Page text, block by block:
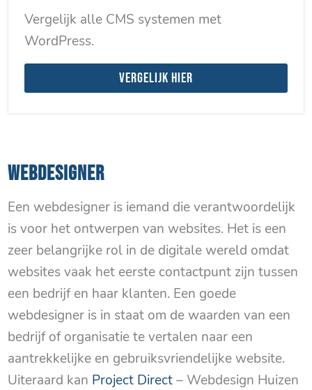
Vergelijk alle CMS systemen met
WordPress.
Vergelijk hier
WEBDESIGNER
Een webdesigner is iemand die verantwoordelijk
is voor het ontwerpen van websites. Het is een
zeer belangrijke rol in de digitale wereld omdat
websites vaak het eerste contactpunt zijn tussen
een bedrijf en haar klanten. Een goede
webdesigner is in staat om de waarden van een
bedrijf of organisatie te vertalen naar een
aantrekkelijke en gebruiksvriendelijke website.
Uiteraard kan Project Direct– Webdesign Huizen